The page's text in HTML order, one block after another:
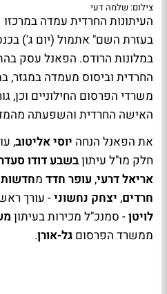
צילום: שלמה דעי
העיתונות החרדית עמדה
בעזרת השם" אתמול (יום ג')
במלונות הרודס. הפאנל עסק
החרדית וביסוס מעמדה במגזר,
משרדי הפרסום החילוניים וכן,
האישה החרדית והשפעתה
את הפאנל הנחה יוסי אליטוב,
חלק מו"ל עיתוןבשבע דודו
אריאל דרעי, עופר חדד מחדשות 2
חרדים, יצחק נחשוני- עורך
לויטן- סמנכ"ל מכירות בעיתון
ממשרד הפרסום גל-אורן.